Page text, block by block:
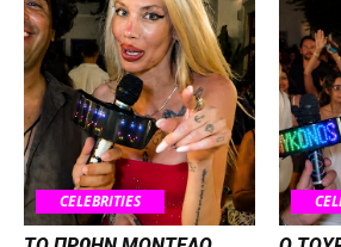
CELEBRITIES